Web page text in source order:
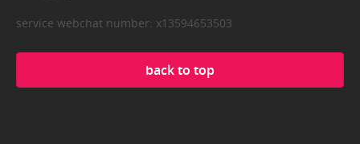
service webchat number: x13594653503
back to top